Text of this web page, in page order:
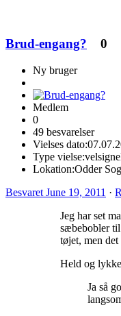
Brud-engang? 0
Ny bruger
Medlem
0
49 besvarelser
Vielses dato:
Type vielse:
Lokation:Odder
Besvaret June 19, 2011 ·
Jeg har set
sæbebobler
tøjet, men
Held og lykke
Ja så